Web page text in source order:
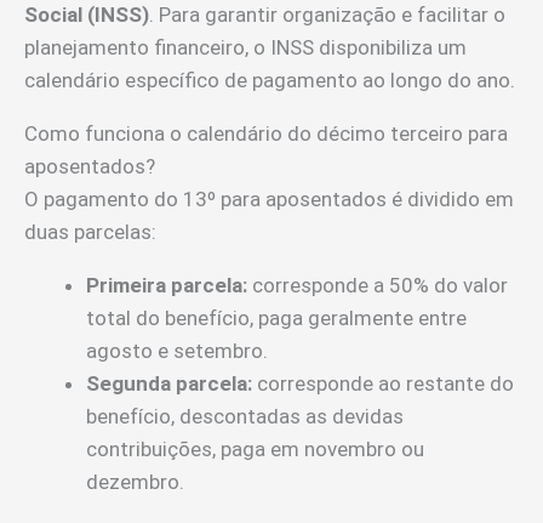
Social (INSS) . Para garantir organização e facilitar o
planejamento financeiro, o INSS disponibiliza um
calendário específico de pagamento ao longo do ano.
Como funciona o calendário do décimo terceiro para
aposentados?
O pagamento do 13º para aposentados é dividido em
duas parcelas:
Primeira parcela: corresponde a 50% do valor
total do benefício, paga geralmente entre
agosto e setembro.
Segunda parcela: corresponde ao restante do
benefício, descontadas as devidas
contribuições, paga em novembro ou
dezembro.